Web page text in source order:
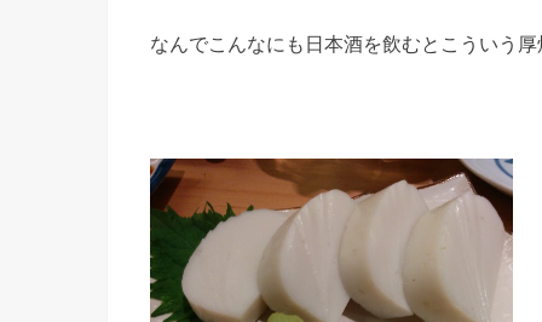
なんでこんなにも日本酒を飲むとこういう